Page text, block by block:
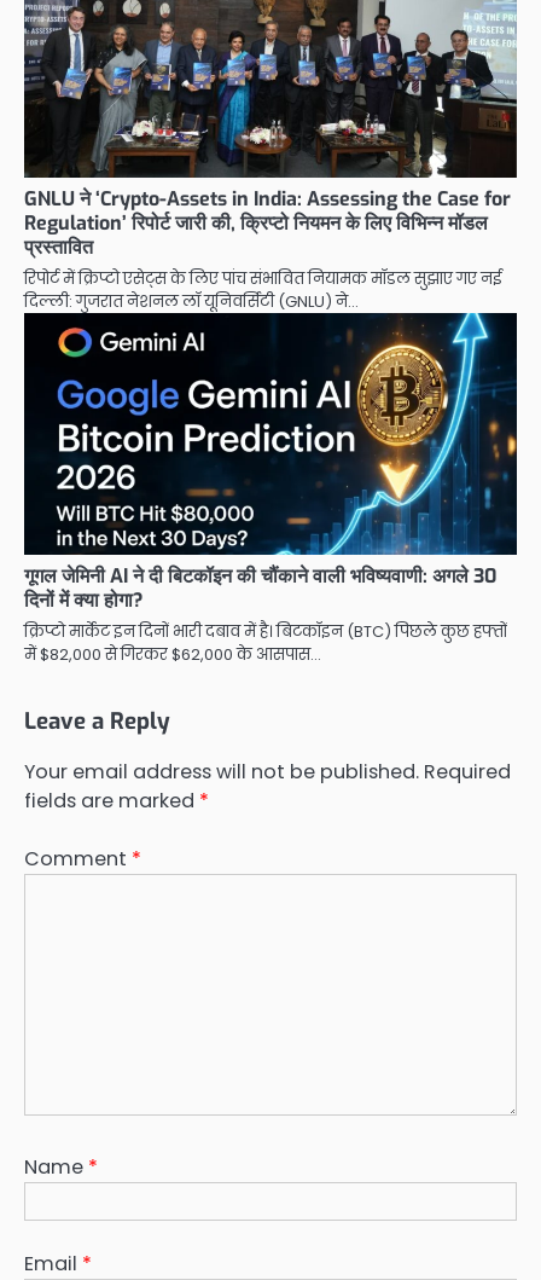
GNLU ने ‘Crypto-Assets in India: Assessing the Case for
Regulation’ रिपोर्ट जारी की, क्रिप्टो नियमन के लिए विभिन्न मॉडल
प्रस्तावित
रिपोर्ट में क्रिप्टो एसेट्स के लिए पांच संभावित नियामक मॉडल सुझाए गए नई
दिल्ली: गुजरात नेशनल लॉ यूनिवर्सिटी (GNLU) ने…
गूगल जेमिनी AI ने दी बिटकॉइन की चौंकाने वाली भविष्यवाणी: अगले 30
दिनों में क्या होगा?
क्रिप्टो मार्केट इन दिनों भारी दबाव में है। बिटकॉइन (BTC) पिछले कुछ हफ्तों
में $82,000 से गिरकर $62,000 के आसपास…
Leave a Reply
Your email address will not be published. Required
fields are marked *
Comment *
Name *
Email *